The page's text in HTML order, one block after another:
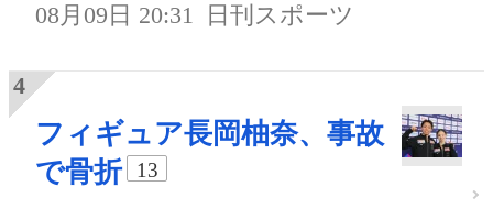
08月09日 20:31 日刊スポーツ
フィギュア長岡柚奈、事故
で骨折
13